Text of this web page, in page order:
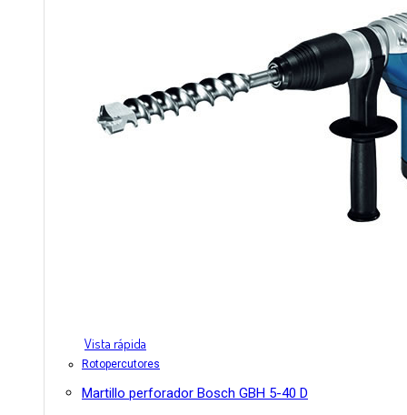
Vista rápida
Rotopercutores
Martillo perforador Bosch GBH 5-40 D